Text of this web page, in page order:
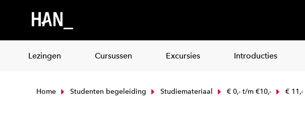
Lezingen Cursussen Excursies Introducties
Home Studenten begeleiding Studiemateriaal € 0,- t/m €10,- €